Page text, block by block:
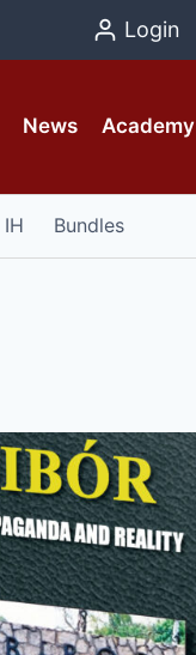
Login
News Academy
IH Bundles